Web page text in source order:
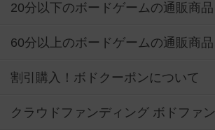
20分以下のボードゲームの通販商品
60分以上のボードゲームの通販商品
割引購入！ボドクーポンについて
クラウドファンディング ボドファン